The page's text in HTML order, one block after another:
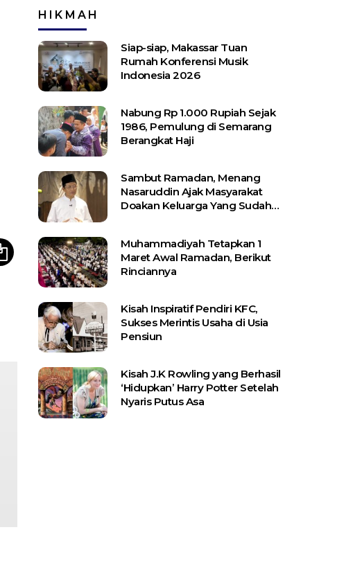
HIKMAH
Siap-siap, Makassar Tuan
Rumah Konferensi Musik
Indonesia 2026
Nabung Rp 1.000 Rupiah Sejak
1986, Pemulung di Semarang
Berangkat Haji
Sambut Ramadan, Menang
Nasaruddin Ajak Masyarakat
Doakan Keluarga Yang Sudah
Muhammadiyah Tetapkan 1
Maret Awal Ramadan, Berikut
Rinciannya
Kisah Inspiratif Pendiri KFC,
Sukses Merintis Usaha di Usia
Pensiun
Kisah J.K Rowling yang Berhasil
‘Hidupkan’ Harry Potter Setelah
Nyaris Putus Asa